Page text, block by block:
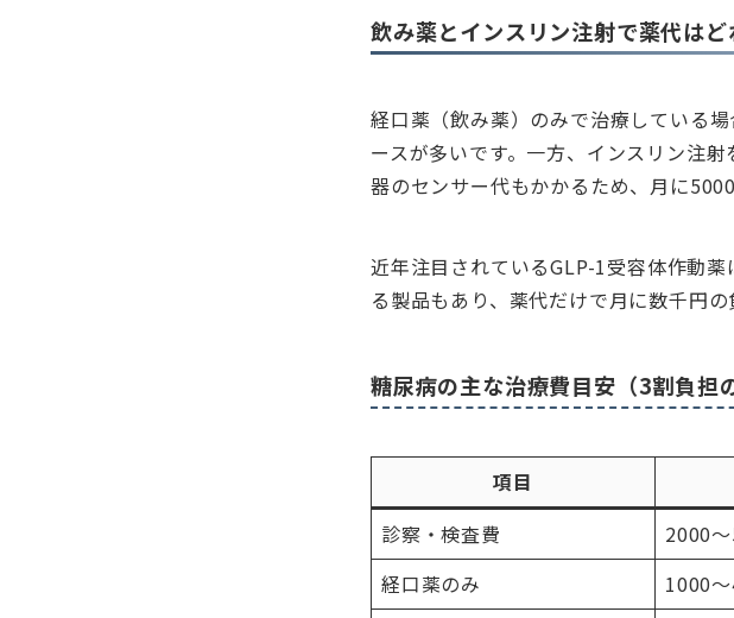
飲み薬とインスリン注射で薬代は
経口薬（飲み薬）のみで治療している
ースが多いです。一方、インスリン注
器のセンサー代もかかるため、月に
近年注目されているGLP-1受容体作動
る製品もあり、薬代だけで月に数千円の
糖尿病の主な治療費目安（3割負担
項目
診察・検査費
2000
経口薬のみ
1000